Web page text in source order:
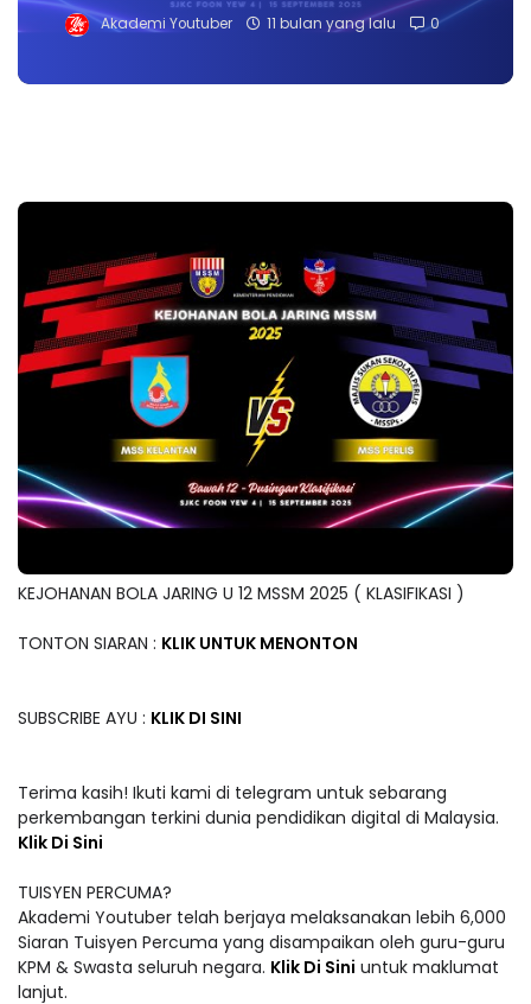
Akademi Youtuber 11 bulan yang lalu 0
KEJOHANAN BOLA JARING U 12 MSSM 2025 ( KLASIFIKASI )
TONTON SIARAN : KLIK UNTUK MENONTON
SUBSCRIBE AYU : KLIK DI SINI
Terima kasih! Ikuti kami di telegram untuk sebarang
perkembangan terkini dunia pendidikan digital di Malaysia.
Klik Di Sini
TUISYEN PERCUMA?
Akademi Youtuber telah berjaya melaksanakan lebih 6,000
Siaran Tuisyen Percuma yang disampaikan oleh guru-guru
KPM & Swasta seluruh negara. Klik Di Sini untuk maklumat
lanjut.